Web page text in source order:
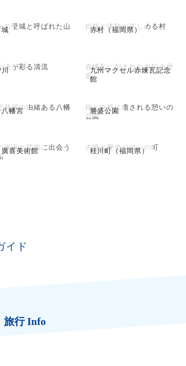
の堅城と呼ばれた山
赤村（福岡県）
自然と体験が楽しめる村
滝が彩る清流
九州マクセル赤煉瓦記念
館
赤煉瓦に刻まれた炭鉱の歴
史
幡宮
発祥の由緒ある八幡
勝盛公園
桜と自然に癒される憩いの
公園
喜美術館
画家と芸術に出会う
桂川町（福岡県）
古墳と歴史ロマンの町
イド
旅行 Info